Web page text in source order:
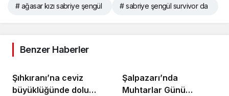
# ağasar kızı sabriye şengül # sabriye şengül survivor da
Benzer Haberler
Şıhkıranı’na ceviz
büyüklüğünde dolu
Şalpazarı’nda
Muhtarlar Günü